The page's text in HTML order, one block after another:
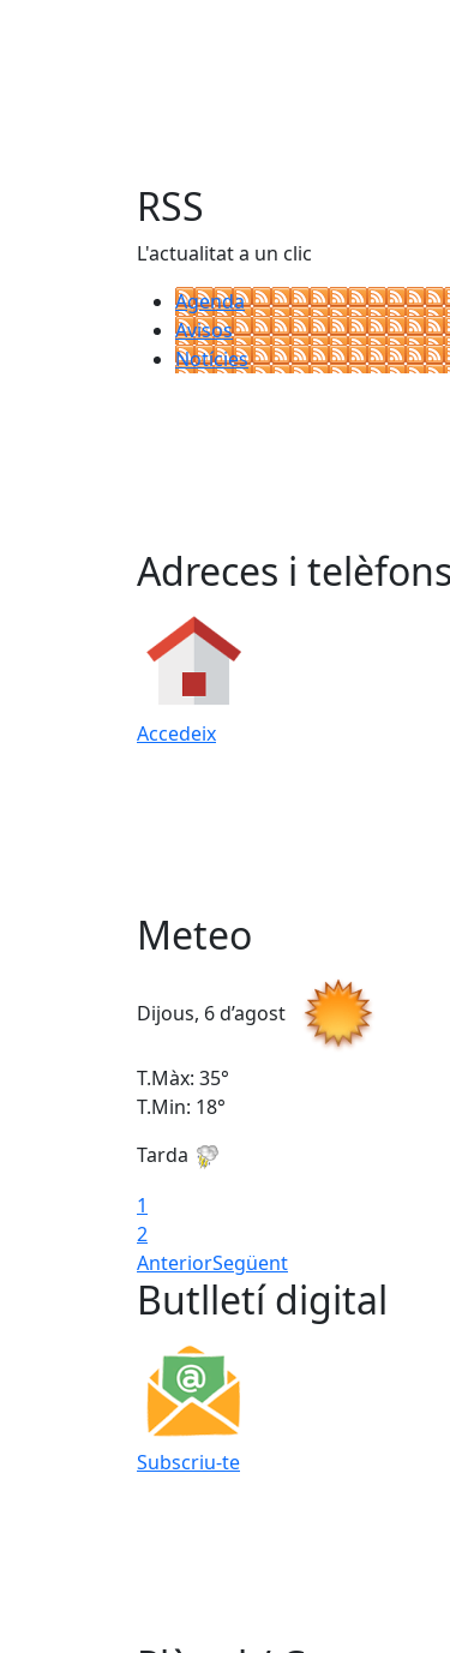
RSS
L'actualitat a un clic
Agenda
Avisos
Notícies
Adreces i telèfons
Accedeix
Meteo
Dijous, 6 d’agost
T.Màx: 35°
T.Min: 18°
Tarda
1
2
AnteriorSegüent
Butlletí digital
Subscriu-te